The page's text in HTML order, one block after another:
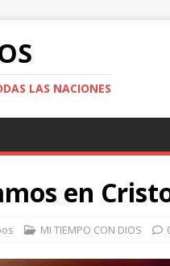
LAS NACIONES
en
MI TIEMPO CON DIOS